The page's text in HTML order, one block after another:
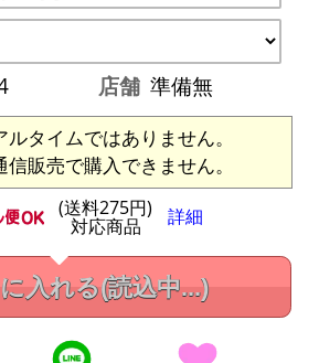
店舗 準備無
タイムではありません。
販売で購入できません。
(送料275円)
対応商品 詳細
入れる(読込中...)